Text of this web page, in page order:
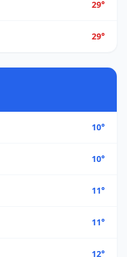
29°
29°
10°
10°
11°
11°
12°